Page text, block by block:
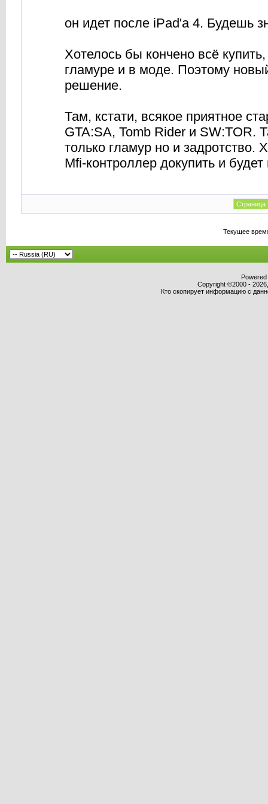
он идет после iPad'a 4. Будешь
Хотелось бы кончено всё
гламуре и в моде. Поэтому
решение.
Там, кстати, всякое приятное
GTA:SA, Tomb Rider и SW:TOR.
только гламур но и задротство.
Mfi-контроллер докупить и
Страница
Текущее
Copyright ©2000 -
Кто скопирует информацию с